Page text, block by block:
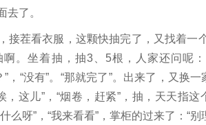
去了。
茬看衣服，这颗快抽完了，又找着一
。坐着抽，抽3、5根，人家还问呢
”，“没有”。“那就完了”。出来了，又
，这儿”，“烟卷，赶紧”，抽，天天指
么呀”，“我来看看”，掌柜的过来了：“